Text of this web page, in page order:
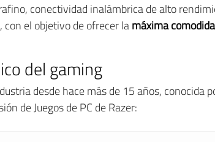
conectividad inalámbrica de alto
el objetivo de ofrecer lamáxima
del gaming
desde hace más de 15 años, conocida
de Juegos de PC de Razer: